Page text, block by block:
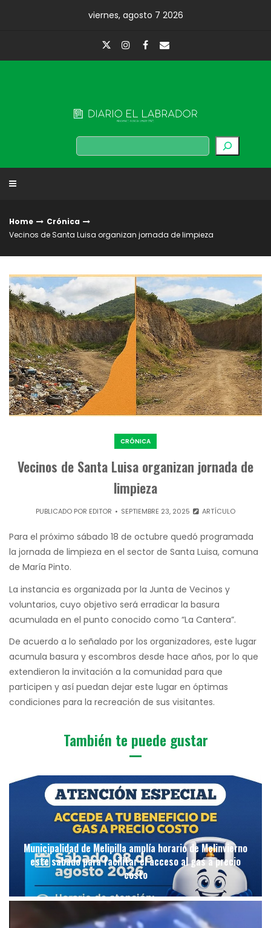
viernes, agosto 7 2026
Buscar
Home
Crónica
Vecinos de Santa Luisa organizan jornada de limpieza
CRÓNICA
Vecinos de Santa Luisa organizan jornada de
limpieza
PUBLICADO POR EDITOR SEPTIEMBRE 23, 2025 ARTÍCULO
Para el próximo sábado 18 de octubre quedó programada
la jornada de limpieza en el sector de Santa Luisa, comuna
de María Pinto.
La instancia es organizada por la Junta de Vecinos y
voluntarios, cuyo objetivo será erradicar la basura
acumulada en el punto conocido como “La Cantera”.
De acuerdo a lo señalado por los organizadores, este lugar
acumula basura y escombros desde hace años, por lo que
extendieron la invitación a la comunidad para que
participen y así puedan dejar este lugar en óptimas
condiciones para la recreación de sus visitantes.
También te puede gustar
Municipalidad de Melipilla amplía horario de Melinvierno
este sábado para facilitar el acceso al gas a precio
costo